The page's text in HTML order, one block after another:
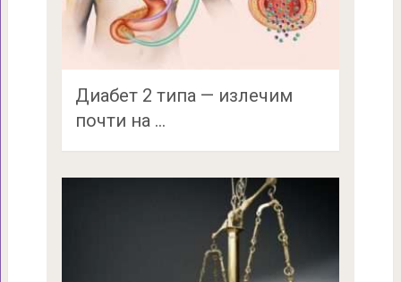
Диабет 2 типа — излечим
почти на …